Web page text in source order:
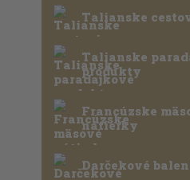
Talianske
Talianske
produkty
Francúzske
nátierky
Darčekové